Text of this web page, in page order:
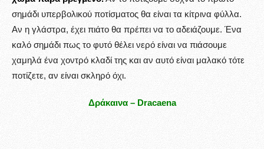
σημάδι υπερβολικού ποτίσματος θα είναι τα κίτρινα φύλλα.
Αν η γλάστρα, έχει πιάτο θα πρέπει να το αδειάζουμε. Ένα
καλό σημάδι πως το φυτό θέλει νερό είναι να πιάσουμε
χαμηλά ένα χοντρό κλαδί της και αν αυτό είναι μαλακό τότε
ποτίζετε, αν είναι σκληρό όχι.
Δράκαινα – Dracaena